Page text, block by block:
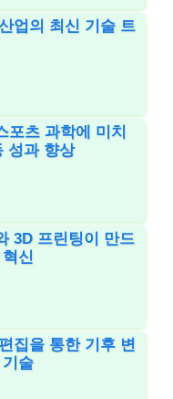
업의 최신 기술 트
포츠 과학에 미치
성과 향상
3D 프린팅이 만드
신
집을 통한 기후 변
술